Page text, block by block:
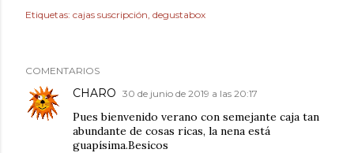
Etiquetas: cajas suscripción degustabox
COMENTARIOS
CHARO 30 de junio de 2019 a las 20:17
Pues bienvenido verano con semejante caja tan
abundante de cosas ricas, la nena está
guapísima.Besicos